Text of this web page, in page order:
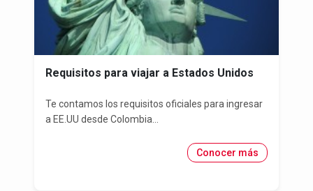
Requisitos para viajar a Estados Unidos
Te contamos los requisitos oficiales para ingresar
a EE.UU desde Colombia...
Conocer más